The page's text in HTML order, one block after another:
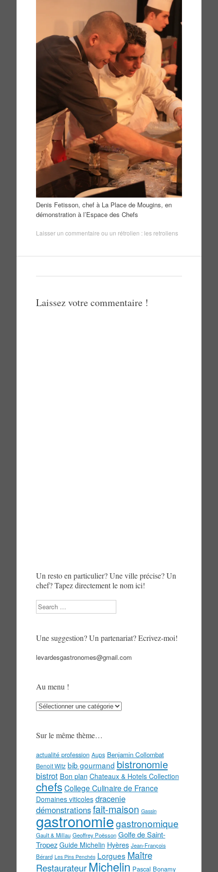
Denis Fetisson, chef à La Place de Mougins, en
démonstration à l’Espace des Chefs
Laisser un commentaire ou un rétrolien : les retroliens
Laissez votre commentaire !
Un resto en particulier? Une ville précise? Un
chef? Tapez directement le nom ici!
Search
Une suggestion? Un partenariat? Ecrivez-moi!
levardesgastronomes@gmail.com
Au menu !
Au
Sur le même thème…
actualité profession Aups Benjamin Collombat
Benoit Witz bib gourmand bistronomie
bistrot Bon plan Chateaux & Hotels Collection
chefs College Culinaire de France
Domaines viticoles dracenie
démonstrationsfait-maison Gassin
gastronomiegastronomique
Gault & Millau Geoffrey Poësson Golfe de Saint-
Tropez Guide Michelin Hyères Jean-François
Bérard Les Pins Penchés Lorgues Maître
Restaurateur Michelin Pascal Bonamy